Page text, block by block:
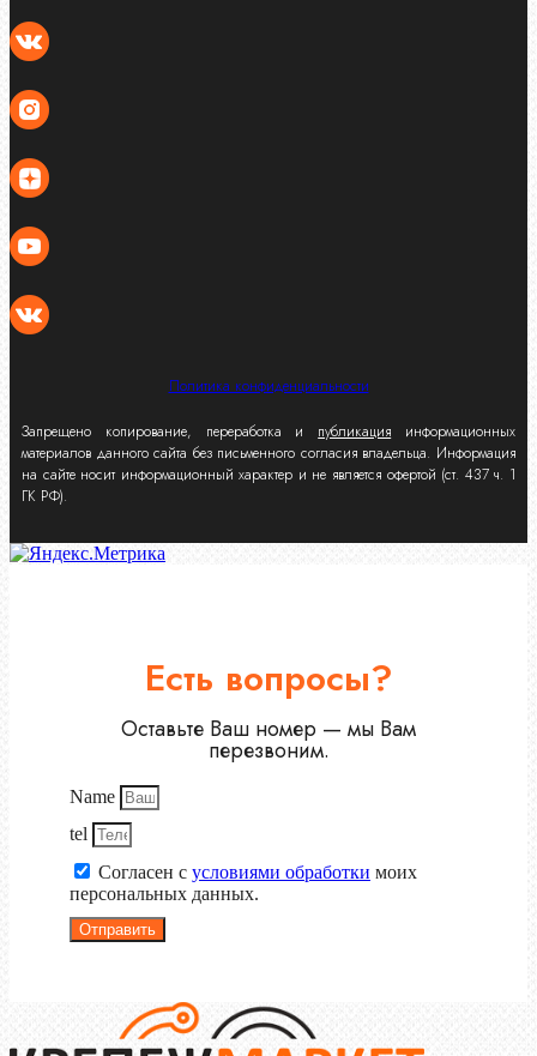
Политика конфиденциальности
Запрещено копирование, переработка и публикация информационных
материалов данного сайта без письменного согласия владельца. Информация
на сайте носит информационный характер и не является офертой (ст. 437 ч. 1
ГК РФ).
Есть вопросы?
Оставьте Ваш номер — мы Вам
перезвоним.
Name
tel
Согласен с условиями обработки моих
персональных данных.
Отправить